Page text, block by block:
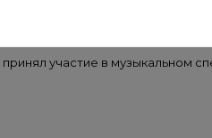
принял участие в музыкальном